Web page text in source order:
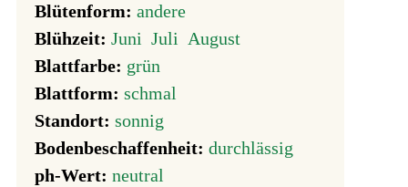
Blütenform: andere
Blühzeit: Juni Juli
August
Blattfarbe: grün
Blattform: schmal
Standort: sonnig
Bodenbeschaffenheit: durchlässig
ph-Wert: neutral